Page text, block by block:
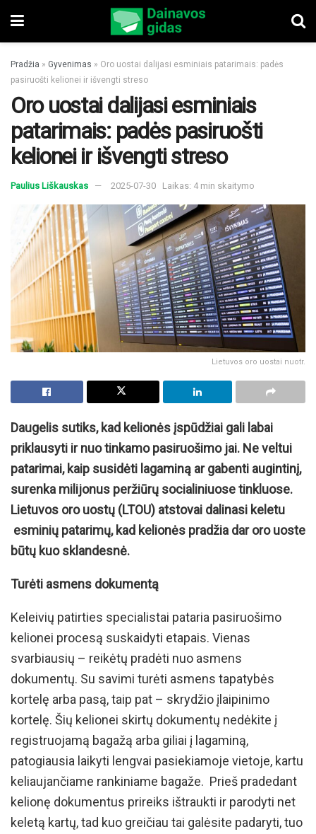
Pradžia » Gyvenimas » Oro uostai dalijasi esminiais patarimais: padės
pasiruošti kelionei ir išvengti streso
Oro uostai dalijasi esminiais
patarimais: padės pasiruošti
kelionei ir išvengti streso
Paulius Liškauskas 2025-07-30 Laikas: 4 min skaitymo
Lietuvos oro uostai nuotr.
Daugelis sutiks, kad kelionės įspūdžiai gali labai
priklausyti ir nuo tinkamo pasiruošimo jai. Ne veltui
patarimai, kaip susidėti lagaminą ar gabenti augintinį,
surenka milijonus peržiūrų socialiniuose tinkluose.
Lietuvos oro uostų (LTOU) atstovai dalinasi keletu
esminių patarimų, kad kelionės pradžia dar oro uoste
būtų kuo sklandesnė.
Turėti asmens dokumentą
Keleivių patirties specialistai pataria pasiruošimo
kelionei procesą suskaidyti etapais. Vienas
svarbiausių – reikėtų pradėti nuo asmens
dokumentų. Su savimi turėti asmens tapatybės
kortelę arba pasą, taip pat – skrydžio įlaipinimo
kortelę. Šių kelionei skirtų dokumentų nedėkite į
registruojamą bagažą arba giliai į lagaminą,
patogiausia laikyti lengvai pasiekiamoje vietoje, kartu
keliaujančiame rankiniame bagaže. Prieš pradedant
kelionę dokumentus prireiks ištraukti ir parodyti net
keletą kartų, tad kuo greičiau tai galėsite padaryti, tuo